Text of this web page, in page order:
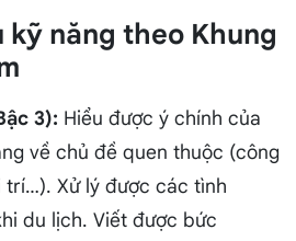
kỹ năng theo Khung
3): Hiểu được ý chính của
về chủ đề quen thuộc (công
trí…). Xử lý được các tình
du lịch. Viết được bức